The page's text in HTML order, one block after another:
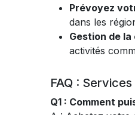
Prévoyez
dans les
Gestion de
activités
FAQ :
Q1 : Comment